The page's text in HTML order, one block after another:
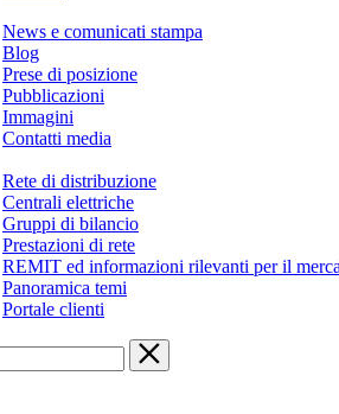
News e comunicati stampa
Blog
Prese di posizione
Pubblicazioni
Immagini
Contatti media
Rete di distribuzione
Centrali elettriche
Gruppi di bilancio
Prestazioni di rete
REMIT ed informazioni rilevanti per il
Panoramica temi
Portale clienti